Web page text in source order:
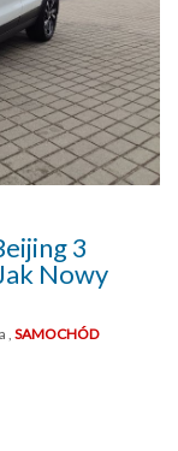
3
Nowy
SAMOCHÓD